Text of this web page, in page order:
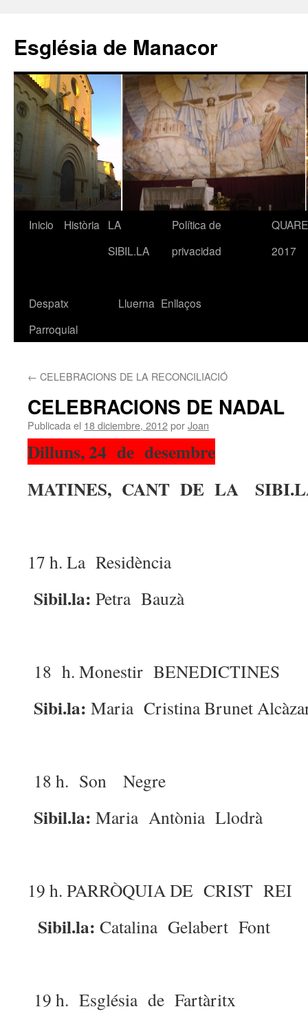
contenido
Església de Manacor
Inicio Història
LA
SIBIL.LA
Política de
privacidad
2017
Despatx
Parroquial
Lluerna Enllaços
← CELEBRACIONS DE LA RECONCILIACIÓ
CELEBRACIONS DE NADAL
Publicada el 18 diciembre, 2012porJoan
Dilluns, 24 de desembre
MATINES, CANT DE LA
17 h. La Residència
Sibil.la: Petra Bauzà
18 h. Monestir BENEDICTINES
Sibi.la: Maria Cristina Brunet
18 h. Son Negre
Sibil.la: Maria Antònia Llodrà
19 h. PARRÒQUIA DE CRIST REI
Sibil.la: Catalina Gelabert Font
19 h. Església de Fartàritx